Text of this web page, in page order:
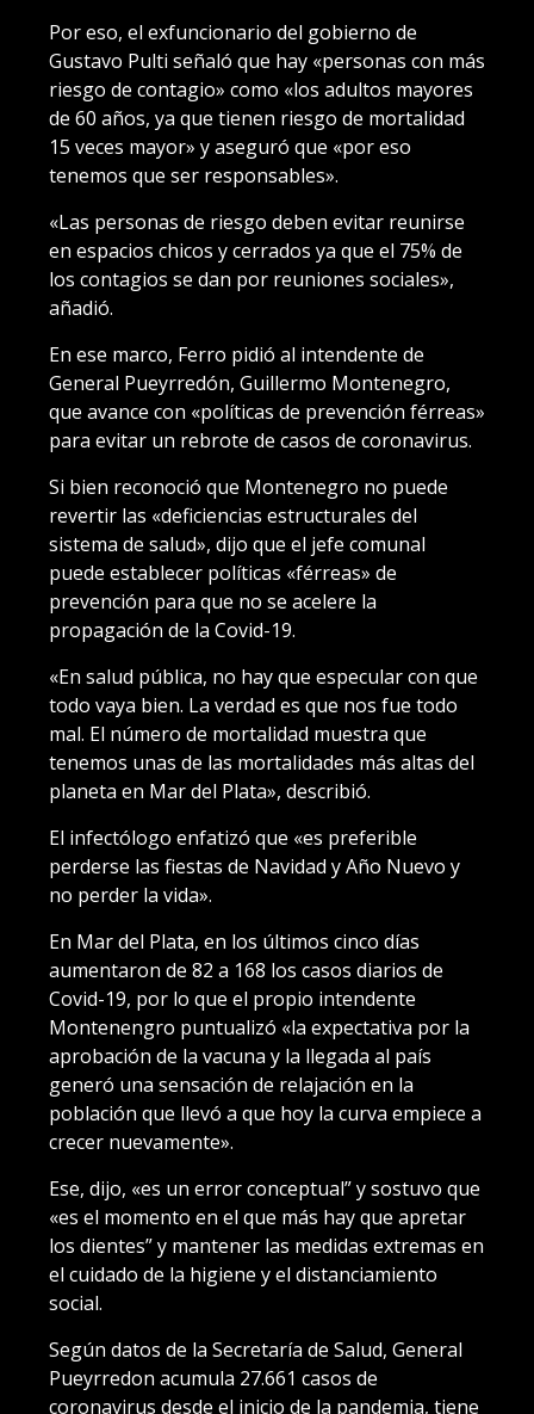
Por eso, el exfuncionario del gobierno de
Gustavo Pulti señaló que hay «personas con más
riesgo de contagio» como «los adultos mayores
de 60 años, ya que tienen riesgo de mortalidad
15 veces mayor» y aseguró que «por eso
tenemos que ser responsables».
«Las personas de riesgo deben evitar reunirse
en espacios chicos y cerrados ya que el 75% de
los contagios se dan por reuniones sociales»,
añadió.
En ese marco, Ferro pidió al intendente de
General Pueyrredón, Guillermo Montenegro,
que avance con «políticas de prevención férreas»
para evitar un rebrote de casos de coronavirus.
Si bien reconoció que Montenegro no puede
revertir las «deficiencias estructurales del
sistema de salud», dijo que el jefe comunal
puede establecer políticas «férreas» de
prevención para que no se acelere la
propagación de la Covid-19.
«En salud pública, no hay que especular con que
todo vaya bien. La verdad es que nos fue todo
mal. El número de mortalidad muestra que
tenemos unas de las mortalidades más altas del
planeta en Mar del Plata», describió.
El infectólogo enfatizó que «es preferible
perderse las fiestas de Navidad y Año Nuevo y
no perder la vida».
En Mar del Plata, en los últimos cinco días
aumentaron de 82 a 168 los casos diarios de
Covid-19, por lo que el propio intendente
Montenengro puntualizó «la expectativa por la
aprobación de la vacuna y la llegada al país
generó una sensación de relajación en la
población que llevó a que hoy la curva empiece a
crecer nuevamente».
Ese, dijo, «es un error conceptual” y sostuvo que
«es el momento en el que más hay que apretar
los dientes” y mantener las medidas extremas en
el cuidado de la higiene y el distanciamiento
social.
Según datos de la Secretaría de Salud, General
Pueyrredon acumula 27.661 casos de
coronavirus desde el inicio de la pandemia, tiene